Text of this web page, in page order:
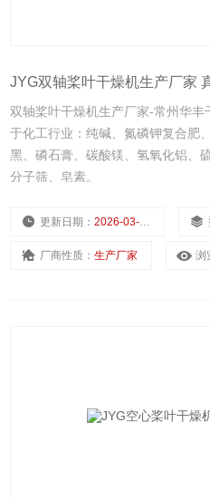
JYG双轴桨叶干燥机生产厂家
双轴桨叶干燥机生产厂家-常州华
于化工行业：纯碱、氮磷钾复合肥
黑、磷石膏、碳酸镁、氢氧化铝、
分子筛、皂素。
更新日期：2026-03-02
厂商性质：生产厂家 浏